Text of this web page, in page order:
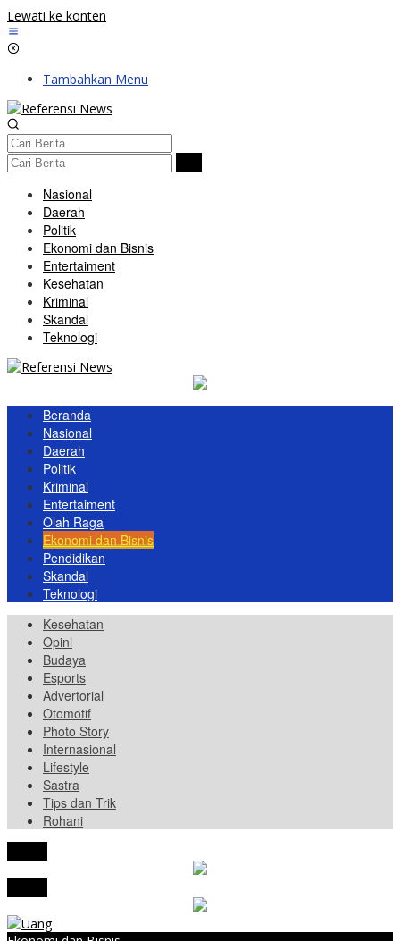
Lewati ke konten
Tambahkan Menu
Nasional
Daerah
Politik
Ekonomi dan Bisnis
Entertaiment
Kesehatan
Kriminal
Skandal
Teknologi
Beranda
Nasional
Daerah
Politik
Kriminal
Entertaiment
Olah Raga
Ekonomi dan Bisnis
Pendidikan
Skandal
Teknologi
Kesehatan
Opini
Budaya
Esports
Advertorial
Otomotif
Photo Story
Internasional
Lifestyle
Sastra
Tips dan Trik
Rohani